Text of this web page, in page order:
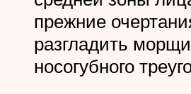
прежние
разгладить
носогубного